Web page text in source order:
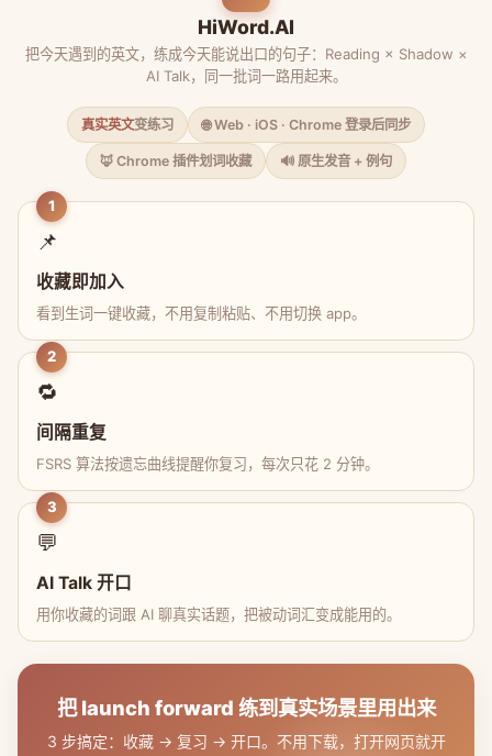
HiWord.AI
把今天遇到的英文，练成今天能说出口的句子：Reading × Shadow ×
AI Talk，同一批词一路用起来。
真实英文变练习 🌐 Web · iOS · Chrome 登录后同步
🦊 Chrome 插件划词收藏 🔊 原生发音 + 例句
1
📌
收藏即加入
看到生词一键收藏，不用复制粘贴、不用切换 app。
2
🔁
间隔重复
FSRS 算法按遗忘曲线提醒你复习，每次只花 2 分钟。
3
💬
AI Talk 开口
用你收藏的词跟 AI 聊真实话题，把被动词汇变成能用的。
把 launch forward 练到真实场景里用出来
3 步搞定：收藏 → 复习 → 开口。不用下载，打开网页就开